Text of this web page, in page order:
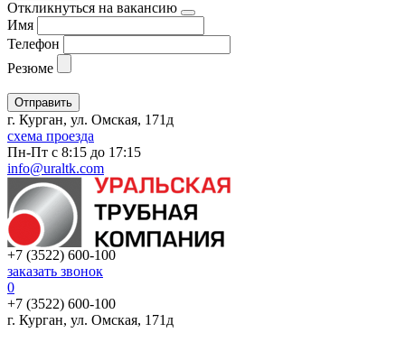
Откликнуться на вакансию
Имя
Телефон
Резюме
г. Курган, ул. Омская, 171д
схема проезда
Пн-Пт с 8:15 до 17:15
info@uraltk.com
+7 (3522) 600-100
заказать звонок
0
+7 (3522) 600-100
г. Курган, ул. Омская, 171д